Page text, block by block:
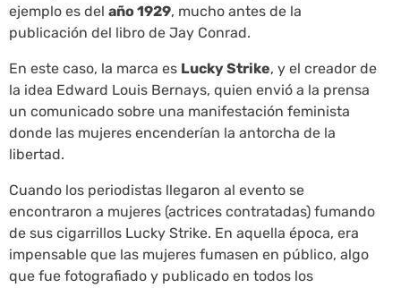
ejemplo es del año 1929, mucho antes de la
publicación del libro de Jay Conrad.
En este caso, la marca es Lucky Strike, y el creador de
la idea Edward Louis Bernays, quien envió a la prensa
un comunicado sobre una manifestación feminista
donde las mujeres encenderían la antorcha de la
libertad.
Cuando los periodistas llegaron al evento se
encontraron a mujeres (actrices contratadas) fumando
de sus cigarrillos Lucky Strike. En aquella época, era
impensable que las mujeres fumasen en público, algo
que fue fotografiado y publicado en todos los